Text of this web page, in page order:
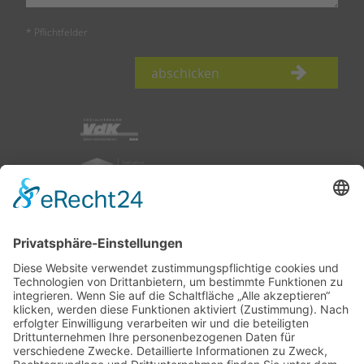
* Pflichtfelder
abschicken